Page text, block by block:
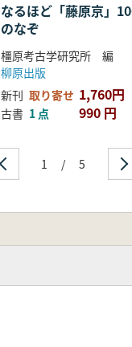
なるほど「藤原京」
のなぞ
橿原考古学研究所 編
柳原出版
新刊 取り寄せ 1,760円
古書 1 点 990 円
1 / 5